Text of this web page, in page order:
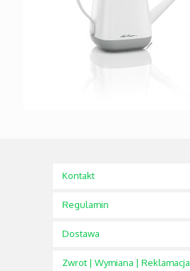
Kontakt
Regulamin
Dostawa
Zwrot | Wymiana | Reklamacja